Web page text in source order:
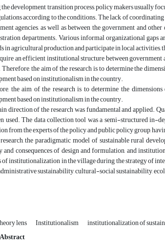
development transition process, policy makers usually
according to the conditions. The lack of
agencies, as well as between the government and
departments. Various informal organizational gaps
in agricultural production and participate in local
an efficient institutional structure between
the aim of the research is to determine the
based on institutionalism in the country.
the aim of the research is to determine the
based on institutionalism in the country.
direction of the research was fundamental and applied.
used. The data collection tool was a semi-structured
from the experts of the policy and public policy group,
the paradigmatic model of sustainable rural
and consequences of design and formulation, and
of institutionalization in the village during the strategy of
sustainability, cultural-social sustainability,
lens Institutionalism
institutionalization of